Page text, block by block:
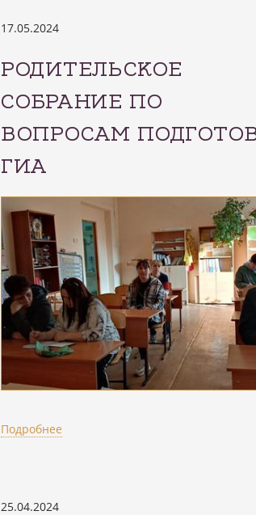
17.05.2024
РОДИТЕЛЬСКОЕ
СОБРАНИЕ ПО
ВОПРОСАМ
ГИА
Подробнее
25.04.2024